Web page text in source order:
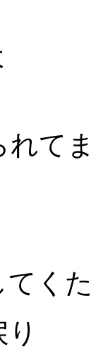
れて
てく